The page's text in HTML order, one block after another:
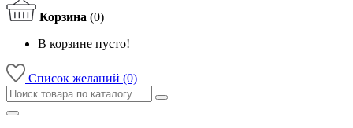
Корзина (0)
В корзине пусто!
Список желаний (0)